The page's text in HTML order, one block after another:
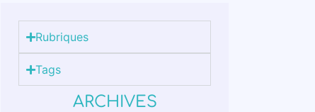
Rubriques
Tags
ARCHIVES